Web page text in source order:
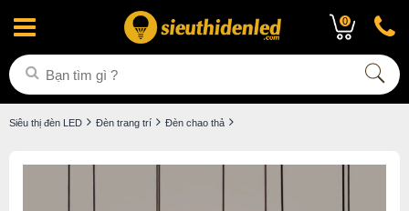
0
Siêu thị đèn LED Đèn trang trí Đèn chao thả